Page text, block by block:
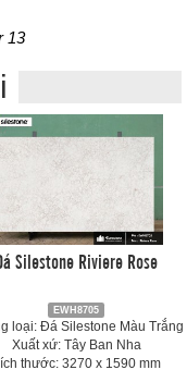
13
Silestone Riviere Rose
EWH8705
loại: Đá Silestone Màu Trắng
Xuất xứ: Tây Ban Nha
thước: 3270 x 1590 mm